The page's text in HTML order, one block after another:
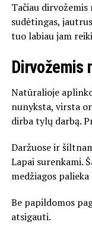
Tačiau dirvožemis
sudėtingas,
tuo labiau jam
Dirvožemis
Natūralioje
nunyksta, virsta
dirba tylų darbą.
Daržuose ir
Lapai surenkami.
medžiagos
Be papildomos
atsigauti.